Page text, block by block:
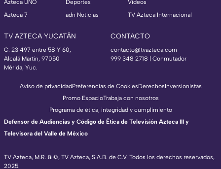
Azteca UNO
Azteca 7
Deportes
adn Noticias
Videos
TV Azteca Internacional
TV AZTECA YUCATÁN
C. 23 497 entre 58 Y 60,
Alcalá Martín, 97050
Mérida, Yuc.
CONTACTO
contacto@tvazteca.com
999 348 2718 | Conmutador
TV Azteca, M.R. & ©, TV Azteca, S.A.B. de C.V. Todos los derechos reservados,
2025.
Aviso de privacidadPreferencias de CookiesDerechosInversionistas
Promo EspacioTrabaja con nosotros
Programa de ética, integridad y cumplimiento
Defensor de Audiencias y Código de Ética de Televisión Azteca III y
Televisora del Valle de México